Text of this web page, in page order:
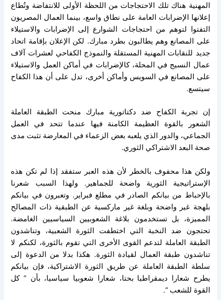
المهنية هناك تلك الاحتجاجات من اللحظة الأولى للانتفاضة وتُطاع
إعلانها الإضرابات العامة على نطاق واسع، بينما العمال المصريون
التفتوا لتوهم من احتجاجات الشوارع إلى الإضرابات والاستيلاء
على المصانع وهم يطالبون بطرد مبارك. لكن الإعلان بإقامة اتحاد
جديد للنقابات المهنية المستقلة والنموذج الكفاحي لعشرات آلاف
عمال النسيج في المحلة، كالإضرابات في أماكن العمل والاستيلاء
على المصانع في السويس وأماكن أخرى، تدل على أن هذا الكفاح
سيتسع.
إن تجربة الكفاح ضد دكتاتورية مبارك منحت الطبقة العاملة
الشعور بالقوة العظيمة الكامنة فيها عندما تتحد في العمل
الجماعي، والدور الذي يلعبه بعض الزعماء في المعارضة تثبت مدى
صحة البعد الاشتراكي الثوري.
ولكن هذا محفوف بالخطر لأن هذه العبر ستفقد إذا لم تكن هذه
الإستراتيجية الثورية واضحة للجماهير. ولهذا السبب شعرنا
بالإحباط من بيانكم الصادر في مطلع فبراير. وتعبرون في بيانكم
بلهجة غير واضحة وبلغة غير ماركسية عن الطبقية ذات المصالح
المميزة، بل تستخدمون بلاغة الشعوبيين السياسيين الغامضة.
تحتجون ضد النخبة التي اختطفت الثورة الشعبية، وتناشدون
الطبقة العاملة لتدعم القوى الأخرى التي تقوم بالثورة، لكنكم لا
تناشدون طبقة العمال لقيادة الثورة. هكذا بدلا من الدعوة إلى
سلطة الطبقة العاملة عن طريق الثورة الاشتراكية، فإن بيانكم
يطرح شعارا ديمقراطيا بحتا، شعارا شعوبيا سياسيا، بأن ” كل
القوة للشعب “.